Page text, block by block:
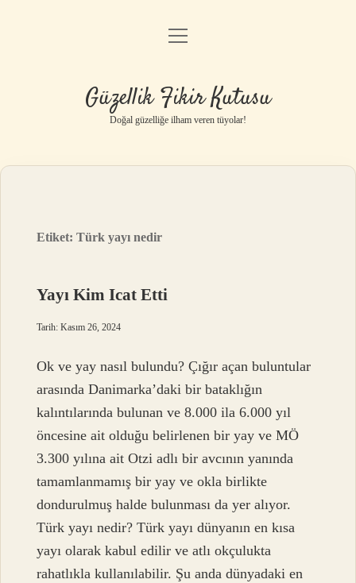
Anasayfa
Yasal Uyarı
menüyü
Güzellik Fikir Kutusu
Doğal güzelliğe ilham veren tüyolar!
Etiket:Türk yayı nedir
Yayı Kim Icat Etti
Tarih: Kasım 26, 2024
Ok ve yay nasıl bulundu? Çığır açan buluntular
arasında Danimarka’daki bir bataklığın
kalıntılarında bulunan ve 8.000 ila 6.000 yıl
öncesine ait olduğu belirlenen bir yay ve MÖ
3.300 yılına ait Otzi adlı bir avcının yanında
tamamlanmamış bir yay ve okla birlikte
dondurulmuş halde bulunması da yer alıyor.
Türk yayı nedir? Türk yayı dünyanın en kısa
yayı olarak kabul edilir ve atlı okçulukta
rahatlıkla kullanılabilir. Şu anda dünyadaki en